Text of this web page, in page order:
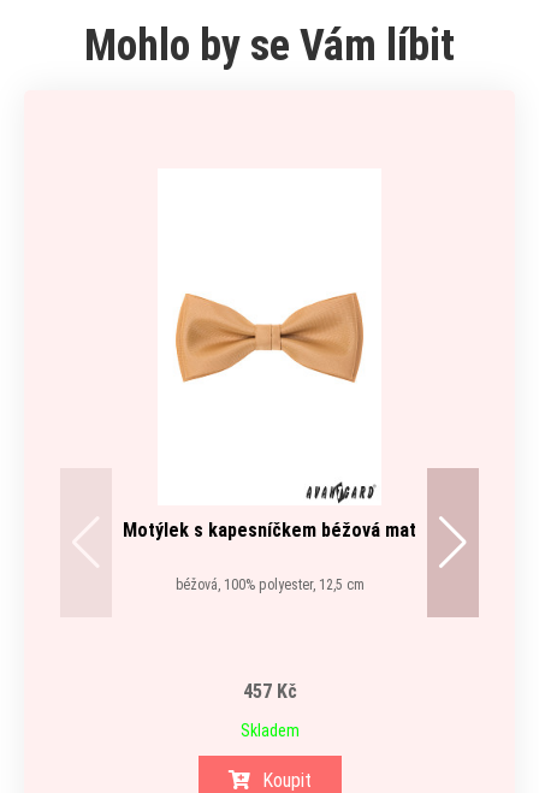
Mohlo by se Vám líbit
Motýlek s kapesníčkem béžová mat
béžová, 100% polyester, 12,5 cm
457 Kč
Skladem
Koupit